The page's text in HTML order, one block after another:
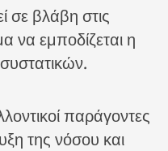
σε βλάβη στις
να εμποδίζεται η
παράγοντες
της νόσου και